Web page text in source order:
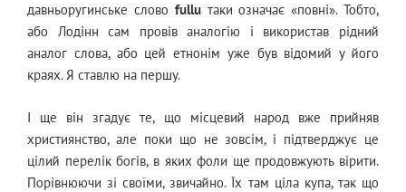
давньоругинське слово fullu таки означає «повні». Тобто,
або Лодінн сам провів аналогію і використав рідний
аналог слова, або цей етнонім уже був відомий у його
краях. Я ставлю на першу.
І ще він згадує те, що місцевий народ вже прийняв
християнство, але поки що не зовсім, і підтверджує це
цілий перелік богів, в яких фоли ще продовжують вірити.
Порівнюючи зі своїми, звичайно. Їх там ціла купа, так що